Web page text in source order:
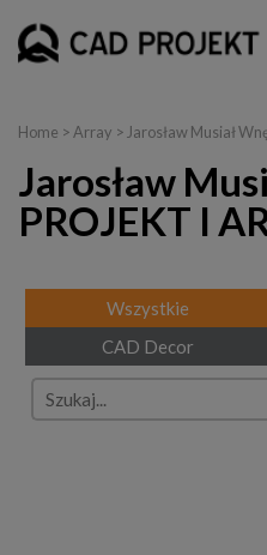
Home > Array > Jarosław Musiał
Jarosław
PROJEKT I
Wszystkie
CAD Decor